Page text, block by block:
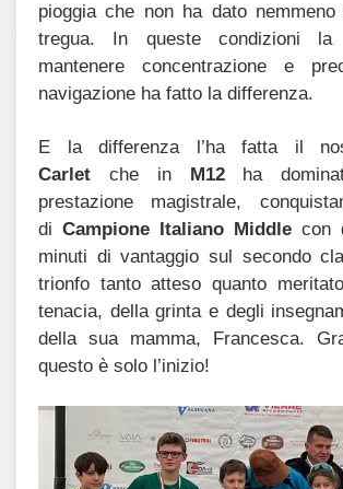
pioggia che non ha dato
tregua. In queste condizioni la
mantenere concentrazione e
navigazione ha fatto la differenza.
E la differenza l’ha fatta il
Carlet che in M12ha
prestazione magistrale,
di Campione Italiano Middle con
minuti di vantaggio sul secondo
trionfo tanto atteso quanto
tenacia, della grinta e degli
della sua mamma, Francesca.
questo è solo l’inizio!